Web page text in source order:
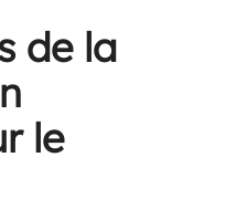
de la
le